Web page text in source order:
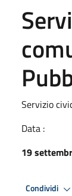
Servizio
Data :
19
Condividi